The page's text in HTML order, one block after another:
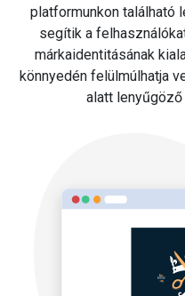
platformunkon
segítik a
márkaidentitásának
könnyedén felülmúlhatja
alatt